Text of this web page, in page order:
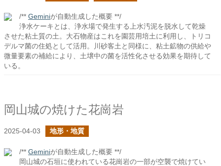
/** Geminiが自動生成した概要 **/
浄水ケーキとは、浄水場で発生する上水汚泥を脱水して乾燥
させた粘土質の土。大石物産はこれを園芸用培土に利用し、トリコ
デルマ菌の住処として活用。川砂客土と同様に、粘土鉱物の供給や
微量要素の補給により、土壌中の菌を活性化させる効果を期待して
いる。
岡山城の焼けた花崗岩
2025-04-03 地形・地質
/** Geminiが自動生成した概要 **/
岡山城の石垣に使われている花崗岩の一部が空襲で焼けてい